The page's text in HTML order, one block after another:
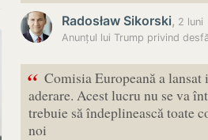
Radosław Sikorski, 2 luni
“ Comisia Europeană a
aderare. Acest lucru nu se va
trebuie să îndeplinească toate
noi